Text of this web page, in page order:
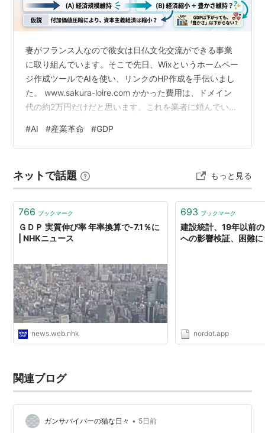
生じる要因となる。なお現在では国民総生産GNPという
概念は使われず、国民総所得GNIとして計算されてい
る。
生産された付加価値は全て誰かの所得となる。よって国
内総生産は家計・企業・政府の所得合計と一致する。ま
た、逆に考えれば所得は全て誰かの支出である。よって
れを三面等価の原則とよぶ。
1 アメリカ
2 中国
4 ドイツ 265.25
5 フランス 206.60
（1ドル＝80円で円に換算）
作者: 武野秀樹
出版社/メーカー:
妻がフランス人なので彼女は日仏文化交流ができる事業
に取り組んでいます。そこで先日、Wixというホームペー
ジ作成ツールでAIを使い、リンクのHP作成を手伝いまし
た。 www.sakura-loire.com かかった費用は、ドメイン
代の約2万円だけだと思います。これを業者に頼んでいれ
っては安くできてよかったです。 でも冷静に考えると、
日本経済は10万円の売上を失っています。日本人がみん
日本の売上が下がり、日本のGDPも下がることになりま
す。 そこで、仮説としてAIの普及により経済が縮小し、
資本…
#AI #産業革命 #GDP
ネットで話題 もっと見る
766 ブックマーク
ＧＤＰ 実質伸び率 年率換算で‐7.1％に
| NHKニュース
news.web.nhk
693 ブックマーク
建設統計、19年以前
への影響検証、困難
nordot.app
関連ブログ
ガンサバイバーの猫な日々 • 5日前